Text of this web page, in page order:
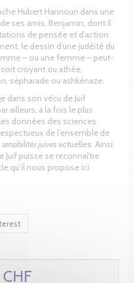
Hubert Hannoun dans une
ses amis, Benjamin, dont il
de pensée et d’action.
le dessin d’une judéité du
– ou une femme – peut-
croyant ou athée,
sépharade ou ashkénaze.
dans son vécu de Juif
ailleurs, à la fois le plus
données des sciences
de l’ensemble de
sensibilités juives actuelles. Ainsi,
Juif puisse se reconnaître
qu’il nous propose ici.